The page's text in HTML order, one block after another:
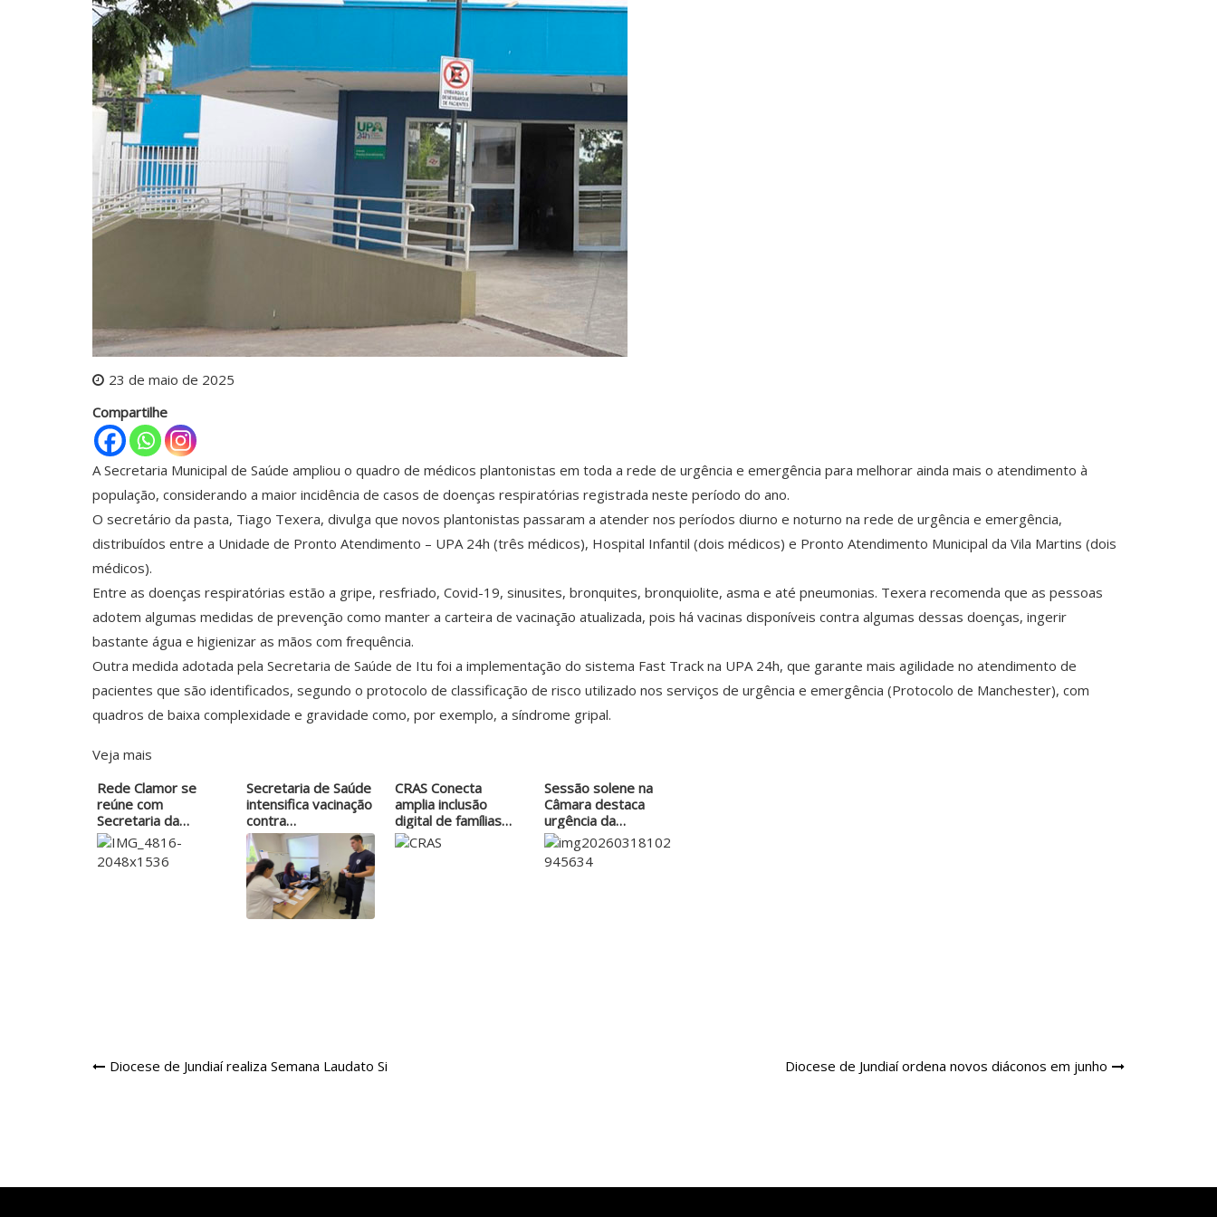
23 de maio de 2025
Compartilhe
A Secretaria Municipal de Saúde ampliou o quadro de médicos plantonistas em toda a rede de urgência e emergência para melhorar ainda mais o atendimento à
população, considerando a maior incidência de casos de doenças respiratórias registrada neste período do ano.
O secretário da pasta, Tiago Texera, divulga que novos plantonistas passaram a atender nos períodos diurno e noturno na rede de urgência e emergência,
distribuídos entre a Unidade de Pronto Atendimento – UPA 24h (três médicos), Hospital Infantil (dois médicos) e Pronto Atendimento Municipal da Vila Martins (dois
médicos).
Entre as doenças respiratórias estão a gripe, resfriado, Covid-19, sinusites, bronquites, bronquiolite, asma e até pneumonias. Texera recomenda que as pessoas
adotem algumas medidas de prevenção como manter a carteira de vacinação atualizada, pois há vacinas disponíveis contra algumas dessas doenças, ingerir
bastante água e higienizar as mãos com frequência.
Outra medida adotada pela Secretaria de Saúde de Itu foi a implementação do sistema Fast Track na UPA 24h, que garante mais agilidade no atendimento de
pacientes que são identificados, segundo o protocolo de classificação de risco utilizado nos serviços de urgência e emergência (Protocolo de Manchester), com
quadros de baixa complexidade e gravidade como, por exemplo, a síndrome gripal.
Veja mais
Rede Clamor se
reúne com
Secretaria da
Presidência…
Secretaria de Saúde
intensifica vacinação
contra…
CRAS Conecta
amplia inclusão
digital de famílias…
Sessão solene na
Câmara destaca
urgência da
moradia…
Navegação
Diocese de Jundiaí realiza Semana Laudato Si Diocese de Jundiaí ordena novos diáconos em junho